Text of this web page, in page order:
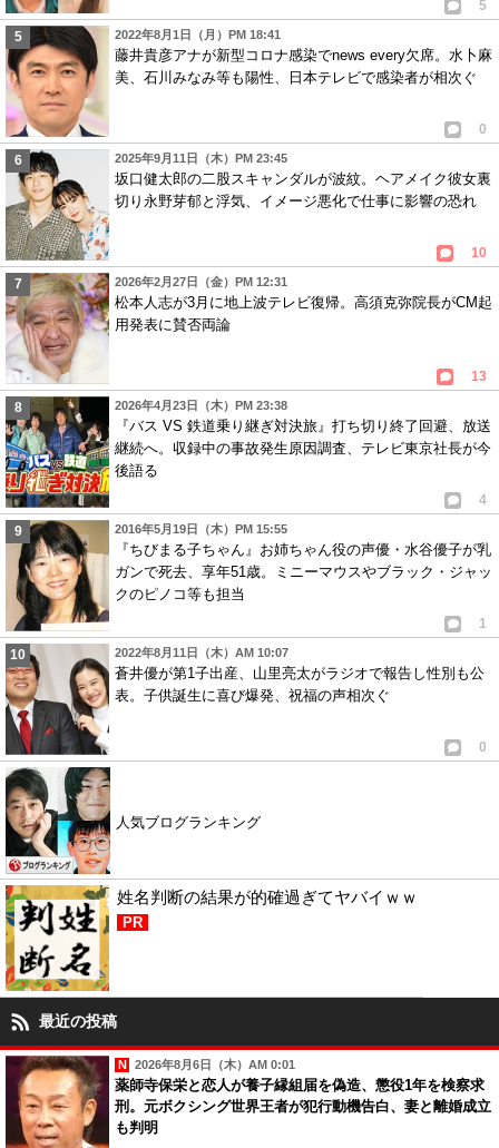
5
2022年8月1日（月）PM 18:41
藤井貴彦アナが新型コロナ感染でnews every欠席。水卜麻
美、石川みなみ等も陽性、日本テレビで感染者が相次ぐ
0
2025年9月11日（木）PM 23:45
坂口健太郎の二股スキャンダルが波紋。ヘアメイク彼女裏
切り永野芽郁と浮気、イメージ悪化で仕事に影響の恐れ
10
2026年2月27日（金）PM 12:31
松本人志が3月に地上波テレビ復帰。高須克弥院長がCM起
用発表に賛否両論
13
2026年4月23日（木）PM 23:38
『バス VS 鉄道乗り継ぎ対決旅』打ち切り終了回避、放送
継続へ。収録中の事故発生原因調査、テレビ東京社長が今
後語る
4
2016年5月19日（木）PM 15:55
『ちびまる子ちゃん』お姉ちゃん役の声優・水谷優子が乳
ガンで死去、享年51歳。ミニーマウスやブラック・ジャッ
クのピノコ等も担当
1
2022年8月11日（木）AM 10:07
蒼井優が第1子出産、山里亮太がラジオで報告し性別も公
表。子供誕生に喜び爆発、祝福の声相次ぐ
0
人気ブログランキング
姓名判断の結果が的確過ぎてヤバイｗｗ
PR
最近の投稿
2026年8月6日（木）AM 0:01
薬師寺保栄と恋人が養子縁組届を偽造、懲役1年を検察求
刑。元ボクシング世界王者が犯行動機告白、妻と離婚成立
も判明